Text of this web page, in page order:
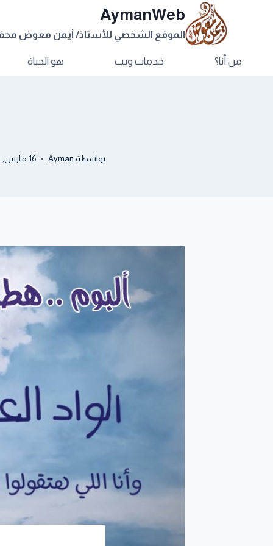
AymanWeb
الموقع الشخصي للأستاذ/ أيمن معوض
من أنا؟ خدمات ويب هو الحياة
بواسطة Ayman 16 مارس, 2018